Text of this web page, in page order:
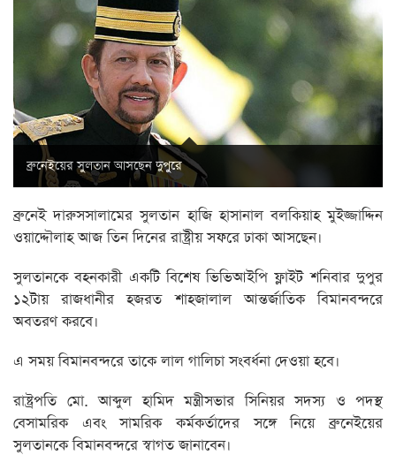
ব্রুনেইয়ের সুলতান আসছেন দুপুরে
ব্রুনেই দারুসসালামের সুলতান হাজি হাসানাল বলকিয়াহ মুইজ্জাদ্দিন
ওয়াদ্দৌলাহ আজ তিন দিনের রাষ্ট্রীয় সফরে ঢাকা আসছেন।
সুলতানকে বহনকারী একটি বিশেষ ভিভিআইপি ফ্লাইট শনিবার দুপুর
১২টায় রাজধানীর হজরত শাহজালাল আন্তর্জাতিক বিমানবন্দরে
অবতরণ করবে।
এ সময় বিমানবন্দরে তাকে লাল গালিচা সংবর্ধনা দেওয়া হবে।
রাষ্ট্রপতি মো. আব্দুল হামিদ মন্ত্রীসভার সিনিয়র সদস্য ও পদস্থ
বেসামরিক এবং সামরিক কর্মকর্তাদের সঙ্গে নিয়ে ব্রুনেইয়ের
সুলতানকে বিমানবন্দরে স্বাগত জানাবেন।